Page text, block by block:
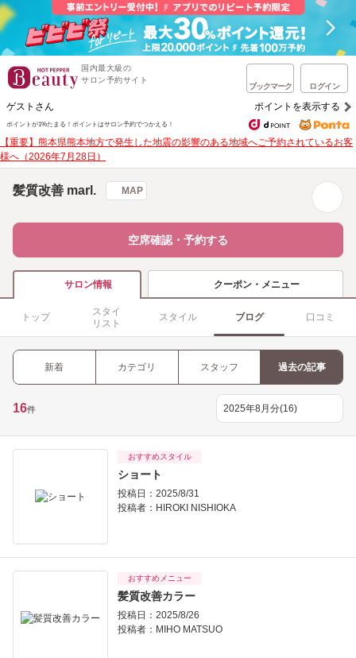
国内最大級の
サロン予約サイト
ブックマーク ログイン
ゲストさん ポイントを表示する
ポイントが1%たまる！ ポイントはサロン予約でつかえる！
【重要】熊本県熊本地方で発生した地震の影響のある地域へご予約されているお客
様へ（2026年7月28日）
髪質改善 marl. MAP
空席確認・予約する
サロン情報 クーポン・メニュー
トップ
スタイ
リスト
スタイル ブログ 口コミ
新着 カテゴリ スタッフ 過去の記事
16件
おすすめスタイル
ショート
投稿日：2025/8/31
投稿者： HIROKI NISHIOKA
おすすめメニュー
髪質改善カラー
投稿日：2025/8/26
投稿者： MIHO MATSUO